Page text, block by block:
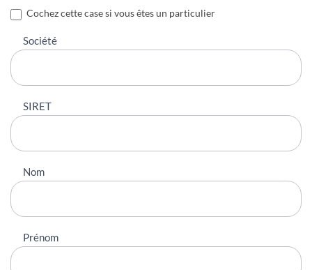
Nous
contacter
Cochez cette case si vous êtes un particulier
Société
SIRET
Nom
Prénom